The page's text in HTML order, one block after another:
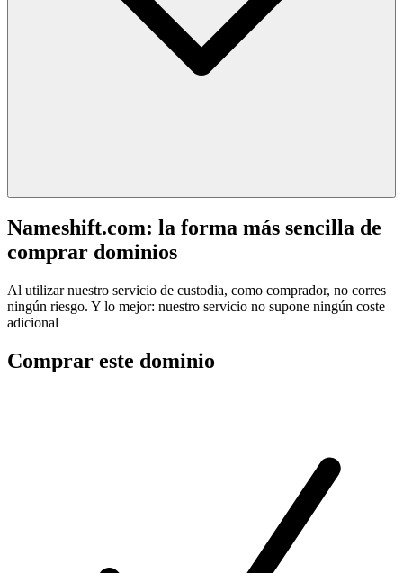
Nameshift.com: la forma más sencilla de
comprar dominios
Al utilizar nuestro servicio de custodia, como comprador, no corres
ningún riesgo. Y lo mejor: nuestro servicio no supone ningún coste
adicional
Comprar este dominio